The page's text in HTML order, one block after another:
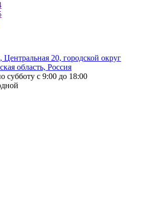
20, городской округ
область, Россия
субботу с 9:00 до 18:00